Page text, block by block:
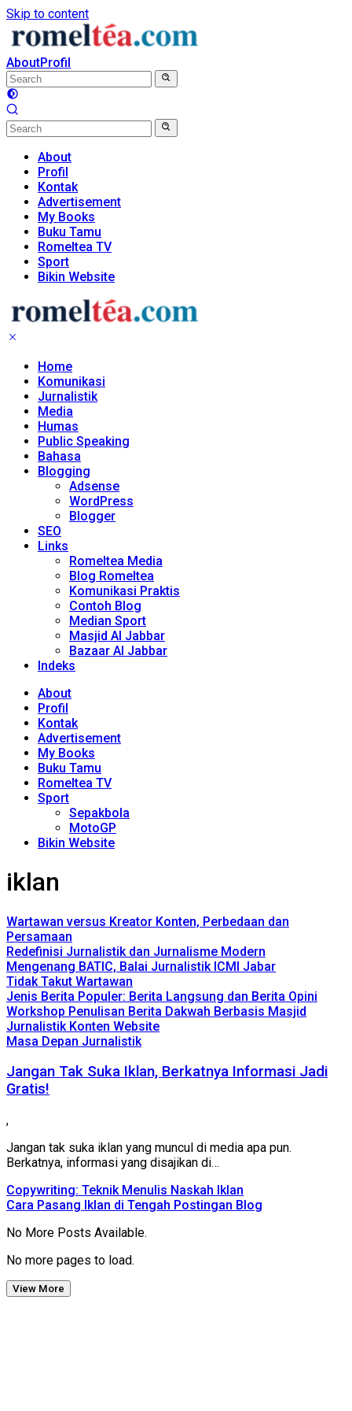
Skip to content
AboutProfil
About
Profil
Kontak
Advertisement
My Books
Buku Tamu
Romeltea TV
Sport
Bikin Website
Home
Komunikasi
Jurnalistik
Media
Humas
Public Speaking
Bahasa
Blogging
Adsense
WordPress
Blogger
SEO
Links
Romeltea Media
Blog Romeltea
Komunikasi Praktis
Contoh Blog
Median Sport
Masjid Al Jabbar
Bazaar Al Jabbar
Indeks
About
Profil
Kontak
Advertisement
My Books
Buku Tamu
Romeltea TV
Sport
Sepakbola
MotoGP
Bikin Website
iklan
Wartawan versus Kreator Konten, Perbedaan dan
Persamaan
Redefinisi Jurnalistik dan Jurnalisme Modern
Mengenang BATIC, Balai Jurnalistik ICMI Jabar
Tidak Takut Wartawan
Jenis Berita Populer: Berita Langsung dan Berita Opini
Workshop Penulisan Berita Dakwah Berbasis Masjid
Jurnalistik Konten Website
Masa Depan Jurnalistik
Jangan Tak Suka Iklan, Berkatnya Informasi Jadi
Gratis!
,
Jangan tak suka iklan yang muncul di media apa pun.
Berkatnya, informasi yang disajikan di…
Copywriting: Teknik Menulis Naskah Iklan
Cara Pasang Iklan di Tengah Postingan Blog
No More Posts Available.
No more pages to load.
View More